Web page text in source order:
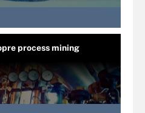
process mining